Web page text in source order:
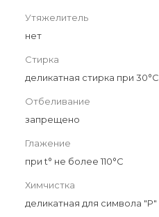
Утяжелитель
нет
Стирка
деликатная стирка при 30°С
Отбеливание
запрещено
Глажение
при t° не более 110°С
Химчистка
деликатная для символа "P"